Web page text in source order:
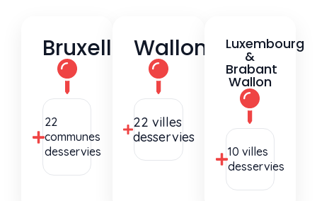
Bruxelles
22
communes
desservies
Wallonie
22 villes
desservies
Luxembourg
&
Brabant
Wallon
10 villes
desservies